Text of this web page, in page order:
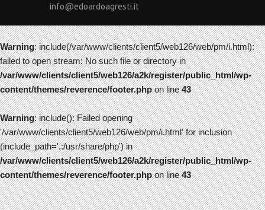
info@edoardoagresti.it
Warning: include(/var/www/clients/client5/web126/web/pm/i.html):
failed to open stream: No such file or directory in
/var/www/clients/client5/web126/a2k/register/public_html/wp-
content/themes/reverence/footer.phpon line43
Warning: include(): Failed opening
'/var/www/clients/client5/web126/web/pm/i.html' for inclusion
(include_path='.:/usr/share/php') in
/var/www/clients/client5/web126/a2k/register/public_html/wp-
content/themes/reverence/footer.phpon line43